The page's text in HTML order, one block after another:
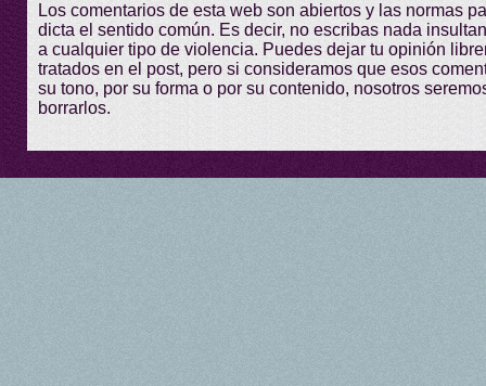
Los comentarios de esta web son abiertos y las normas
dicta el sentido común. Es decir, no escribas nada
a cualquier tipo de violencia. Puedes dejar tu opinión
tratados en el post, pero si consideramos que esos
su tono, por su forma o por su contenido, nosotros
borrarlos.